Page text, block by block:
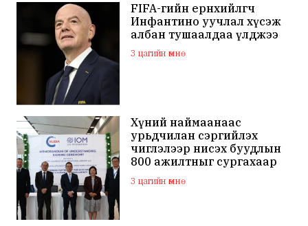
FIFA-гийн ерөнхийлөгч
Инфантино уучлал хүсэж
албан тушаалдаа үлджээ
3 цагийн өмнө
Хүний наймаанаас
урьдчилан сэргийлэх
чиглэлээр нисэх буудлын
800 ажилтныг сургахаар
болжээ
3 цагийн өмнө